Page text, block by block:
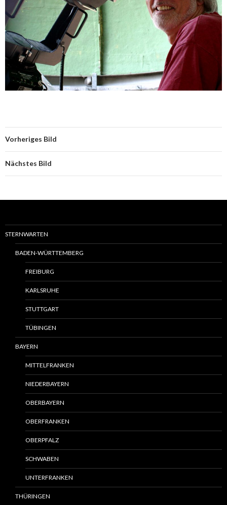
Vorheriges Bild
Nächstes Bild
STERNWARTEN
BADEN-WÜRTTEMBERG
FREIBURG
KARLSRUHE
STUTTGART
TÜBINGEN
BAYERN
MITTELFRANKEN
NIEDERBAYERN
OBERBAYERN
OBERFRANKEN
OBERPFALZ
SCHWABEN
UNTERFRANKEN
THÜRINGEN